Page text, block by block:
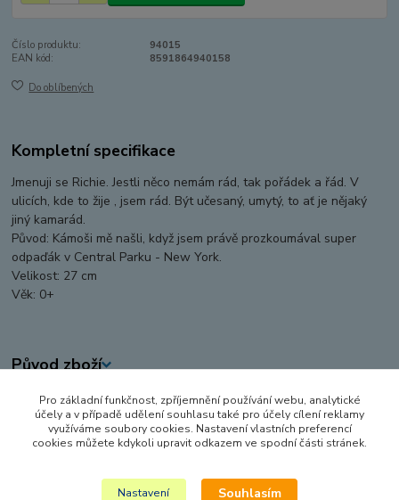
Číslo produktu:
94015
EAN kód:
8591864940158
Do oblíbených
Kompletní specifikace
Jmenuji se Richie. Jestli něco nemám rád, tak pořádek a řád. V
ulicích, kde to žije , jsem rád. Být učesaný, umytý, to ať je nějaký
jiný kamarád.
Původ: Kámoši mě našli, když jsem právě prozkoumával super
odpaďák v Central Parku - New York.
Velikost: 27 cm
Věk: 0+
Původ zboží
Zboží zařazeno v kategoriích
PLYŠOVÉ HRAČKY
Pro základní funkčnost, zpříjemnění používání webu, analytické
účely a v případě udělení souhlasu také pro účely cílení reklamy
využíváme soubory cookies. Nastavení vlastních preferencí
cookies můžete kdykoli upravit odkazem ve spodní části stránek.
Nastavení Souhlasím